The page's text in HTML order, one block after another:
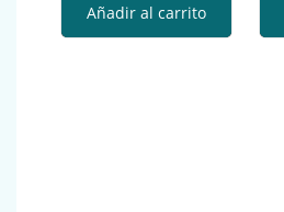
Añadir al carrito